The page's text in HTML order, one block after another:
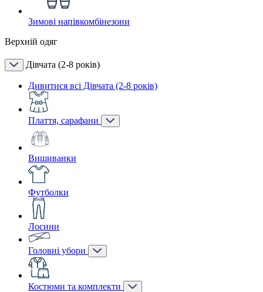
Зимові напівкомбінезони
Верхній одяг
Дівчата (2-8 років)
Дивитися всі Дівчата (2-8 років)
Плаття, сарафани
Вишиванки
Футболки
Лосини
Головні убори
Костюми та комплекти